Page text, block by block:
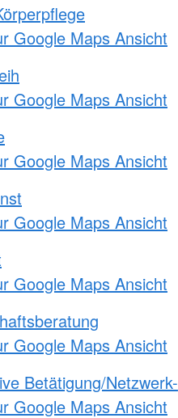
Google Maps Ansicht
Google Maps Ansicht
Google Maps Ansicht
Google Maps Ansicht
Google Maps Ansicht
Google Maps Ansicht
Betätigung/Netzwerk-
Google Maps Ansicht